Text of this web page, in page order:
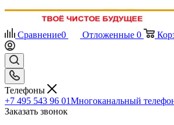
Сравнение0 Отложенные 0
Телефоны
+7 495 543 96 01Многоканальный
Заказать звонок